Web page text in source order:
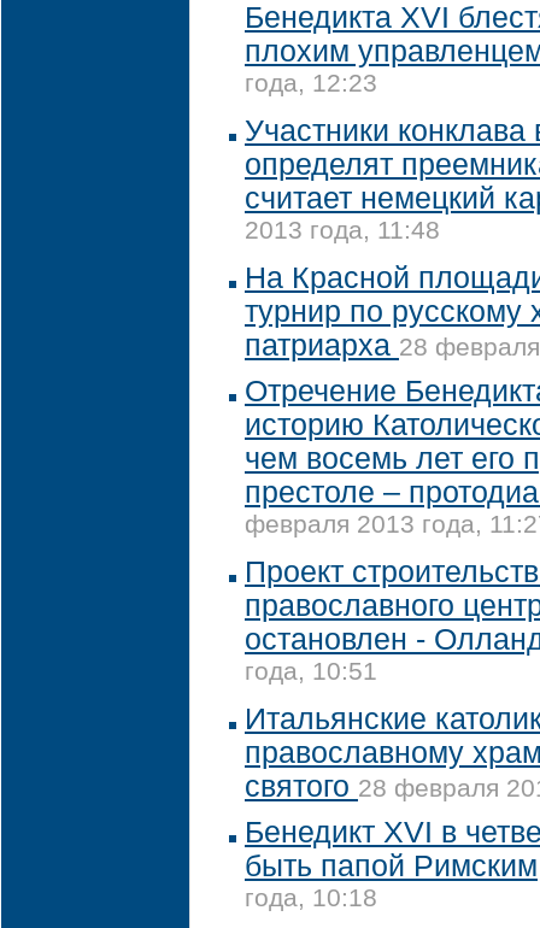
Бенедикта XVI
плохим
года, 12:23
Участники
определят
считает немецкий
2013 года, 11:48
На Красной
турнир по русскому
патриарха 28
Отречение
историю
чем восемь лет его
престоле –
февраля 2013 года,
Проект
православного
остановлен -
года, 10:51
Итальянские
православному
святого 28 февраля
Бенедикт XVI в
быть папой Римским
года, 10:18